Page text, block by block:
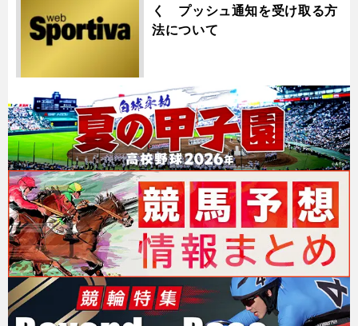
く プッシュ通知を受け取る方
法について